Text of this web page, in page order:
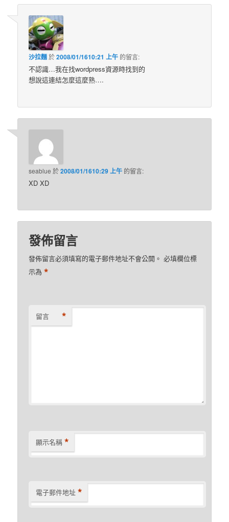
沙拉麵於2008/01/1610:21 上午 的留言:
不認識…我在找wordpress資源時找到的
想說這連結怎麼這麼熟….
seablue 於2008/01/1610:29 上午 的留言:
XD XD
發佈留言
發佈留言必須填寫的電子郵件地址不會公開。 必填欄位標
示為*
留言 *
顯示名稱 *
電子郵件地址 *